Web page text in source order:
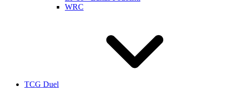
WRC
TCG Duel